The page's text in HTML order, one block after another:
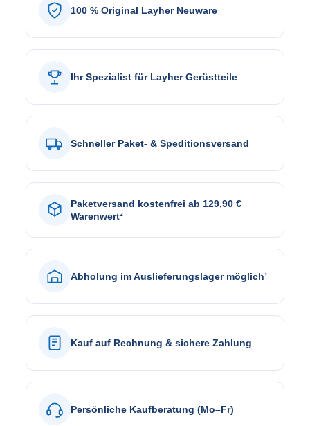
100 % Original Layher Neuware
Ihr Spezialist für Layher Gerüstteile
Schneller Paket- & Speditionsversand
Paketversand kostenfrei ab 129,90 €
Warenwert²
Abholung im Auslieferungslager möglich¹
Kauf auf Rechnung & sichere Zahlung
Persönliche Kaufberatung (Mo–Fr)